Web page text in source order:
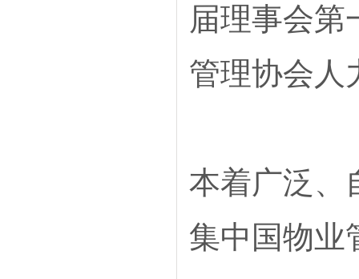
届理事会第
管理协会人
本着广泛、
集中国物业